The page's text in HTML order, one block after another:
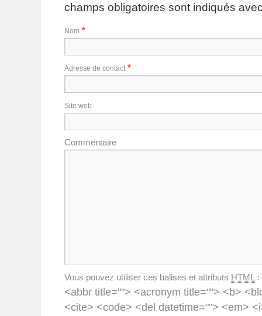
champs obligatoires sont indiqués
Nom *
Adresse de contact *
Site web
Commentaire
Vous pouvez utiliser ces balises et attributs HTML :
<abbr title=""> <acronym title=""> <b>
<cite> <code> <del datetime=""> <em>